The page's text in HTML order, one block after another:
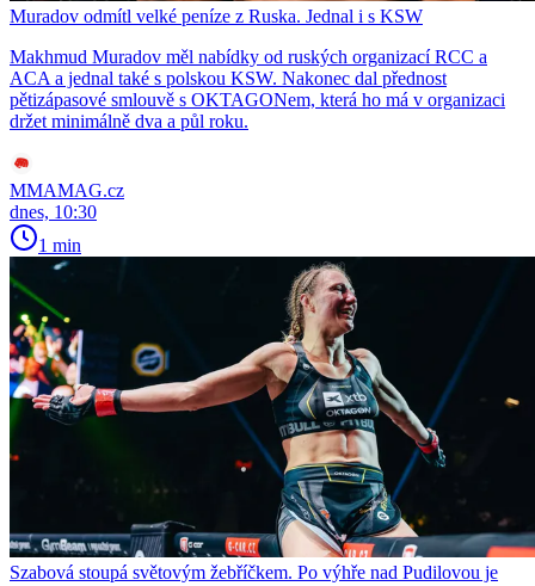
Muradov odmítl velké peníze z Ruska. Jednal i s KSW
Makhmud Muradov měl nabídky od ruských organizací RCC a
ACA a jednal také s polskou KSW. Nakonec dal přednost
pětizápasové smlouvě s OKTAGONem, která ho má v organizaci
držet minimálně dva a půl roku.
MMAMAG.cz
dnes, 10:30
1 min
Szabová stoupá světovým žebříčkem. Po výhře nad Pudilovou je